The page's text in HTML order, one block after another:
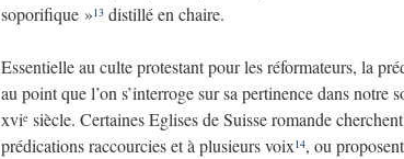
soporifique »13 distillé en chaire.
Essentielle au culte protestant pour les réformateurs, la
au point que l’on s’interroge sur sa pertinence dans notre
xvie siècle. Certaines Eglises de Suisse romande
prédications raccourcies et à plusieurs voix14, ou